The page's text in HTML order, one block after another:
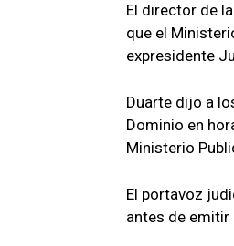
El director de
que el
expresidente
Duarte dijo a
Dominio en
Ministerio
El portavoz
antes de emitir